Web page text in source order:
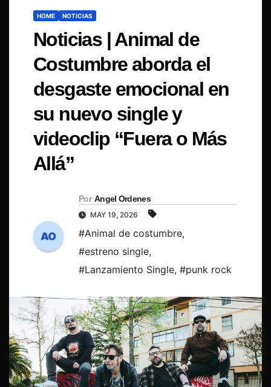
HOME NOTICIAS
Noticias | Animal de
Costumbre aborda el
desgaste emocional en
su nuevo single y
videoclip “Fuera o Más
Allá”
Por Angel Ordenes
MAY 19, 2026
#Animal de costumbre,
#estreno single,
#Lanzamiento Single, #punk rock